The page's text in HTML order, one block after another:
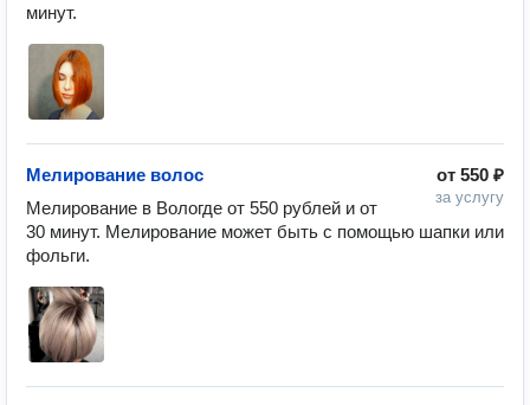
минут.
от 550 ₽
за услугу
Мелирование волос
Мелирование в Вологде от 550 рублей и от
30 минут. Мелирование может быть с помощью шапки или
фольги.